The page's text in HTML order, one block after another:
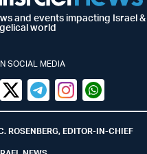
and events impacting Israel
world
SOCIAL MEDIA
Twitter (X)
TelegramInstagramWhatsapp
ROSENBERG, EDITOR-IN-CHIEF